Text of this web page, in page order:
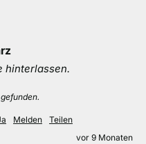
hinterlassen.
Melden
Teilen
vor 9 Monaten